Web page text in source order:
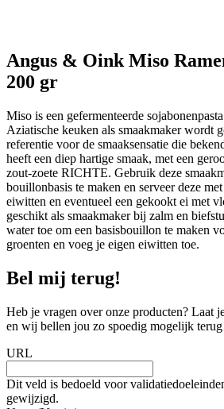
Angus & Oink Miso
200 gr
Miso is een gefermenteerde
Aziatische keuken als smaakmaker wordt
referentie voor de smaaksensatie die
heeft een diep hartige smaak, met een
zout-zoete RICHTE. Gebruik deze
bouillonbasis te maken en serveer deze
eiwitten en eventueel een gekookt ei met
geschikt als smaakmaker bij zalm en
water toe om een basisbouillon te maken
groenten en voeg je eigen eiwitten toe.
Bel mij terug!
Heb je vragen over onze producten? Laat
en wij bellen jou zo spoedig mogelijk
URL
Dit veld is bedoeld voor
gewijzigd.